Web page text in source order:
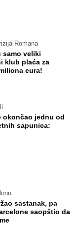
Romana
samo veliki
klub plaća za
eura!
okončao jednu od
sapunica:
sastanak, pa
saopštio da